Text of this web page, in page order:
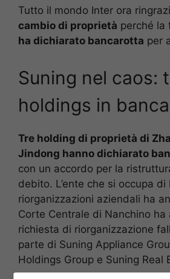
Tutto il mondo Inter ora
cambio di proprietà perché la
ha dichiarato bancarotta per
Suning nel caos:
holdings in
Tre holding di proprietà di
Jindong hanno dichiarato
con un accordo per la
debito. L’ente che si occupa
riorganizzazioni aziendali ha
Corte Centrale di Nanchino ha
richiesta di riorganizzazione
parte di Suning Appliance
Holdings Group e Suning Real